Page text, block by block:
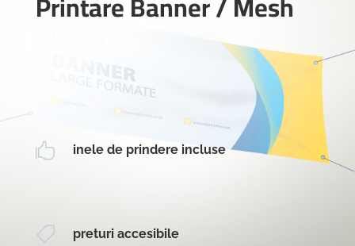
 inele de prindere incluse
 preturi accesibile